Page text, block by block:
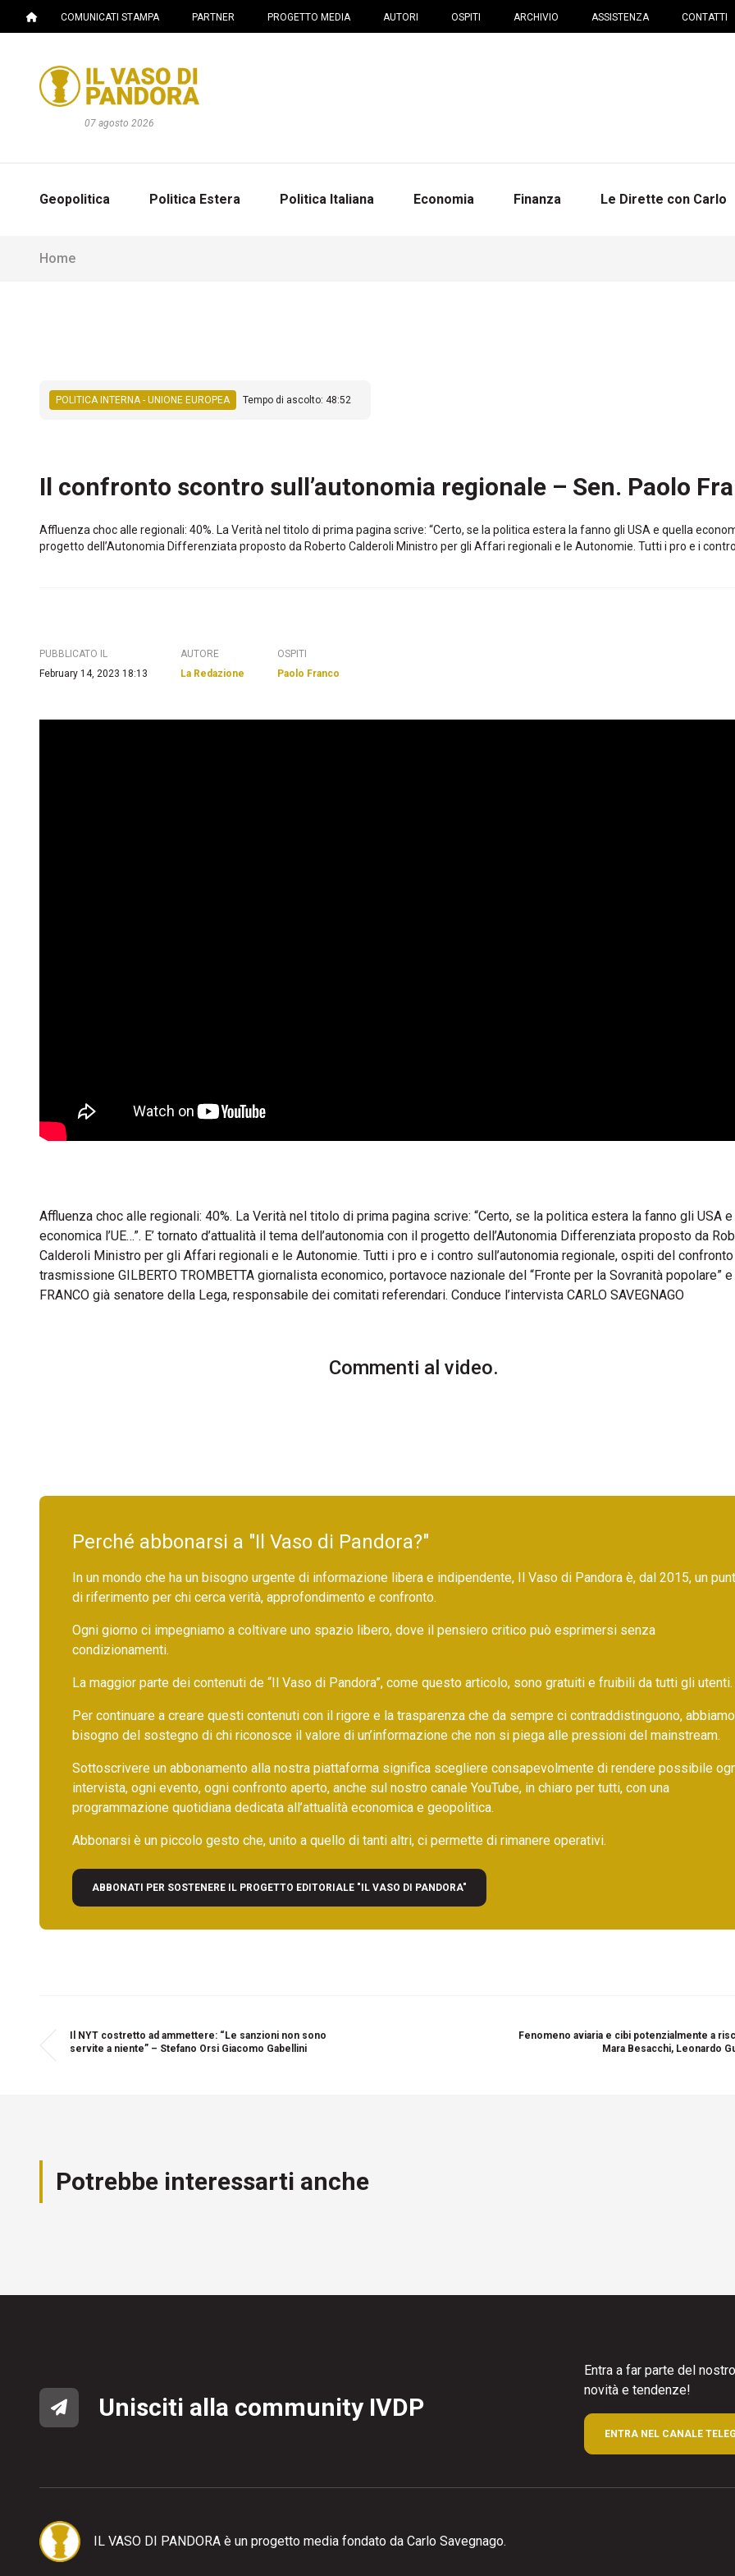
COMUNICATI STAMPA PARTNER PROGETTO MEDIA AUTORI OSPITI ARCHIVIO ASSISTENZA CONTATTI
07 agosto 2026
Geopolitica Politica Estera Politica Italiana Economia Finanza Le Dirette con Carlo
Home
POLITICA INTERNA - UNIONE EUROPEA Tempo di ascolto: 48:52
Il confronto scontro sull’autonomia regionale – Sen. Paolo
Affluenza choc alle regionali: 40%. La Verità nel titolo di prima pagina scrive: “Certo, se la politica estera la fanno gli USA e quella
progetto dell’Autonomia Differenziata proposto da Roberto Calderoli Ministro per gli Affari regionali e le Autonomie. Tutti i pro e i
PUBBLICATO IL
February 14, 2023 18:13
AUTORE
La Redazione
OSPITI
Paolo Franco
Affluenza choc alle regionali: 40%. La Verità nel titolo di prima pagina scrive: “Certo, se la politica estera la fanno gli USA
economica l’UE…”. E’ tornato d’attualità il tema dell’autonomia con il progetto dell’Autonomia Differenziata proposto da
Calderoli Ministro per gli Affari regionali e le Autonomie. Tutti i pro e i contro sull’autonomia regionale, ospiti del
trasmissione GILBERTO TROMBETTA giornalista economico, portavoce nazionale del “Fronte per la Sovranità popolare” e
FRANCO già senatore della Lega, responsabile dei comitati referendari. Conduce l’intervista CARLO SAVEGNAGO
Commenti al video.
Perché abbonarsi a "Il Vaso di Pandora?"
In un mondo che ha un bisogno urgente di informazione libera e indipendente, Il Vaso di Pandora è, dal 2015, un
di riferimento per chi cerca verità, approfondimento e confronto.
Ogni giorno ci impegniamo a coltivare uno spazio libero, dove il pensiero critico può esprimersi senza
condizionamenti.
La maggior parte dei contenuti de “Il Vaso di Pandora”, come questo articolo, sono gratuiti e fruibili da tutti gli utenti.
Per continuare a creare questi contenuti con il rigore e la trasparenza che da sempre ci contraddistinguono, abbiamo
bisogno del sostegno di chi riconosce il valore di un’informazione che non si piega alle pressioni del mainstream.
Sottoscrivere un abbonamento alla nostra piattaforma significa scegliere consapevolmente di rendere possibile
intervista, ogni evento, ogni confronto aperto, anche sul nostro canale YouTube, in chiaro per tutti, con una
programmazione quotidiana dedicata all’attualità economica e geopolitica.
Abbonarsi è un piccolo gesto che, unito a quello di tanti altri, ci permette di rimanere operativi.
ABBONATI PER SOSTENERE IL PROGETTO EDITORIALE "IL VASO DI PANDORA"
Il NYT costretto ad ammettere: “Le sanzioni non sono
servite a niente” – Stefano Orsi Giacomo Gabellini
Fenomeno aviaria e cibi potenzialmente a
Mara Besacchi, Leonardo
Potrebbe interessarti anche
Unisciti alla community IVDP
Entra a far parte del
novità e tendenze!
ENTRA NEL CANALE
IL VASO DI PANDORA è un progetto media fondato da Carlo Savegnago.